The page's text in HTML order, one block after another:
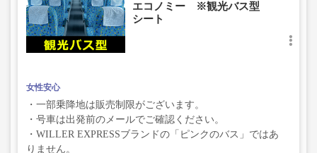
エコノミー ※観光バス型
シート
女性安心
・一部乗降地は販売制限がございます。
・号車は出発前のメールでご確認ください。
・WILLER EXPRESSブランドの「ピンクのバス」ではあ
りません。